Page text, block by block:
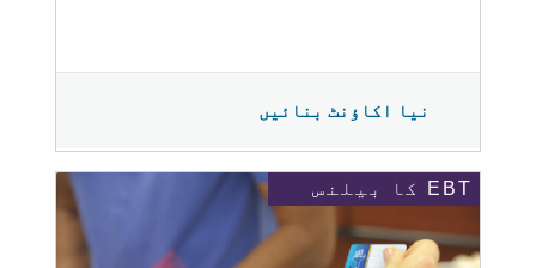
نیا اکاؤنٹ بنائیں
EBT کا بیلنس